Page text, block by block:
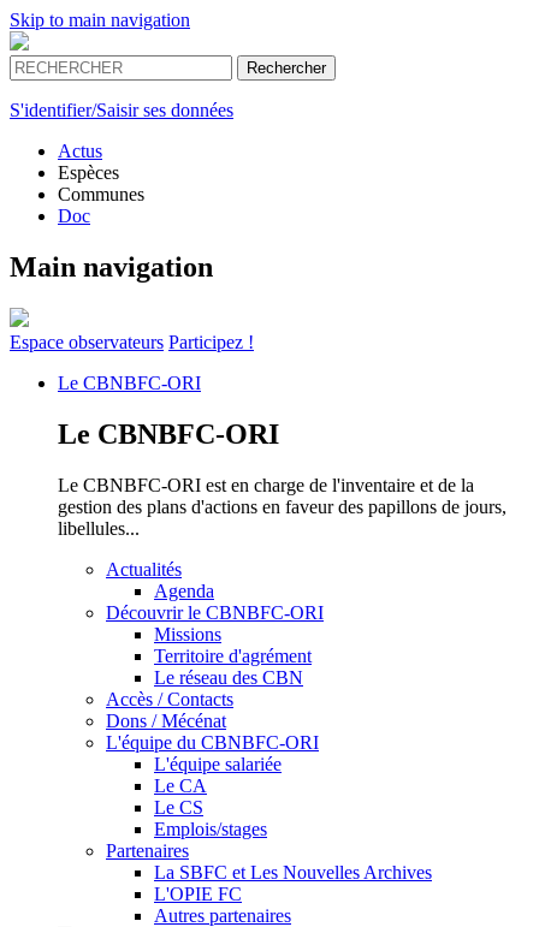
Skip to main navigation
S'identifier/Saisir ses données
Actus
Espèces
Communes
Doc
Main navigation
Espace observateurs Participez !
Le CBNBFC-ORI
Le CBNBFC-ORI
Le CBNBFC-ORI est en charge de l'inventaire et de la
gestion des plans d'actions en faveur des papillons de jours,
libellules...
Actualités
Agenda
Découvrir le CBNBFC-ORI
Missions
Territoire d'agrément
Le réseau des CBN
Accès / Contacts
Dons / Mécénat
L'équipe du CBNBFC-ORI
L'équipe salariée
Le CA
Le CS
Emplois/stages
Partenaires
La SBFC et Les Nouvelles Archives
L'OPIE FC
Autres partenaires